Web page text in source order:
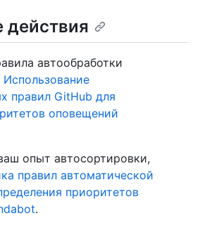
автообработки
Использование
правил GitHub для
оповещений
опыт автосортировки,
правил автоматической
приоритетов
.